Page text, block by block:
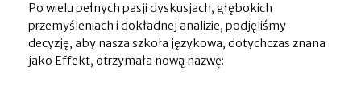
Po wielu pełnych pasji dyskusjach, głębokich
przemyśleniach i dokładnej analizie, podjęliśmy
decyzję, aby nasza szkoła językowa, dotychczas znana
jako Effekt, otrzymała nową nazwę: